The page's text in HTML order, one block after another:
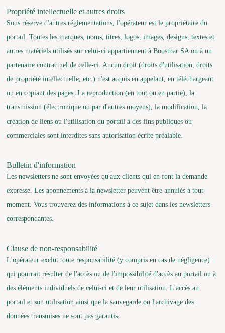
Propriété intellectuelle et autres droits
Sous réserve d'autres réglementations, l'opérateur est le propriétaire du
portail. Toutes les marques, noms, titres, logos, images, designs, textes et
autres matériels utilisés sur celui-ci appartiennent à Boostbar SA ou à un
partenaire contractuel de celle-ci. Aucun droit (droits d'utilisation, droits
de propriété intellectuelle, etc.) n'est acquis en appelant, en téléchargeant
ou en copiant des pages. La reproduction (en tout ou en partie), la
transmission (électronique ou par d'autres moyens), la modification, la
création de liens ou l'utilisation du portail à des fins publiques ou
commerciales sont interdites sans autorisation écrite préalable.
Bulletin d'information
Les newsletters ne sont envoyées qu'aux clients qui en font la demande
expresse. Les abonnements à la newsletter peuvent être annulés à tout
moment. Vous trouverez des informations à ce sujet dans les newsletters
correspondantes.
Clause de non-responsabilité
L'opérateur exclut toute responsabilité (y compris en cas de négligence)
qui pourrait résulter de l'accès ou de l'impossibilité d'accès au portail ou à
des éléments individuels de celui-ci et de leur utilisation. L'accès au
portail et son utilisation ainsi que la sauvegarde ou l'archivage des
données transmises ne sont pas garantis.